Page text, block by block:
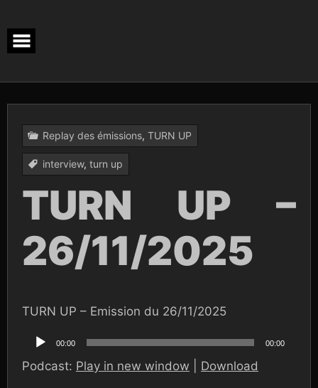
content
Replay des émissions, TURN UP
interview, turn up
TURN UP –
26/11/2025
TURN UP – Emission du 26/11/2025
audio
00:00 00:00
Podcast: Play in new window Download